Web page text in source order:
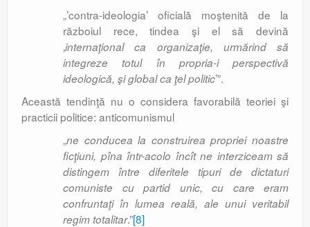
„’contra-ideologia’ oficială moştenită de la
războiul rece, tindea şi el să devină
‚internaţional ca organizaţie, urmărind să
integreze totul în propria-i perspectivă
ideologică, şi global ca ţel politic’”.
Această tendinţă nu o considera favorabilă teoriei şi
practicii politice: anticomunismul
„ne conducea la construirea propriei noastre
ficţiuni, pîna într-acolo încît ne interziceam să
distingem între diferitele tipuri de dictaturi
comuniste cu partid unic, cu care eram
confruntaţi în lumea reală, ale unui veritabil
regim totalitar.”[8]